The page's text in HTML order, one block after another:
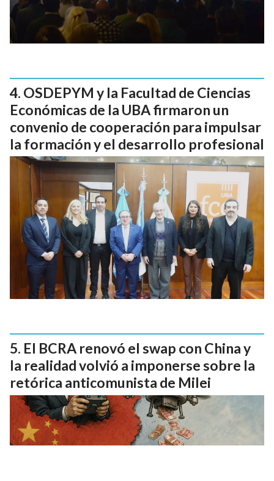
OSDEPYM y la Facultad de Ciencias
Económicas de la UBA firmaron un
convenio de cooperación para impulsar
la formación y el desarrollo profesional
El BCRA renovó el swap con China y
la realidad volvió a imponerse sobre la
retórica anticomunista de Milei